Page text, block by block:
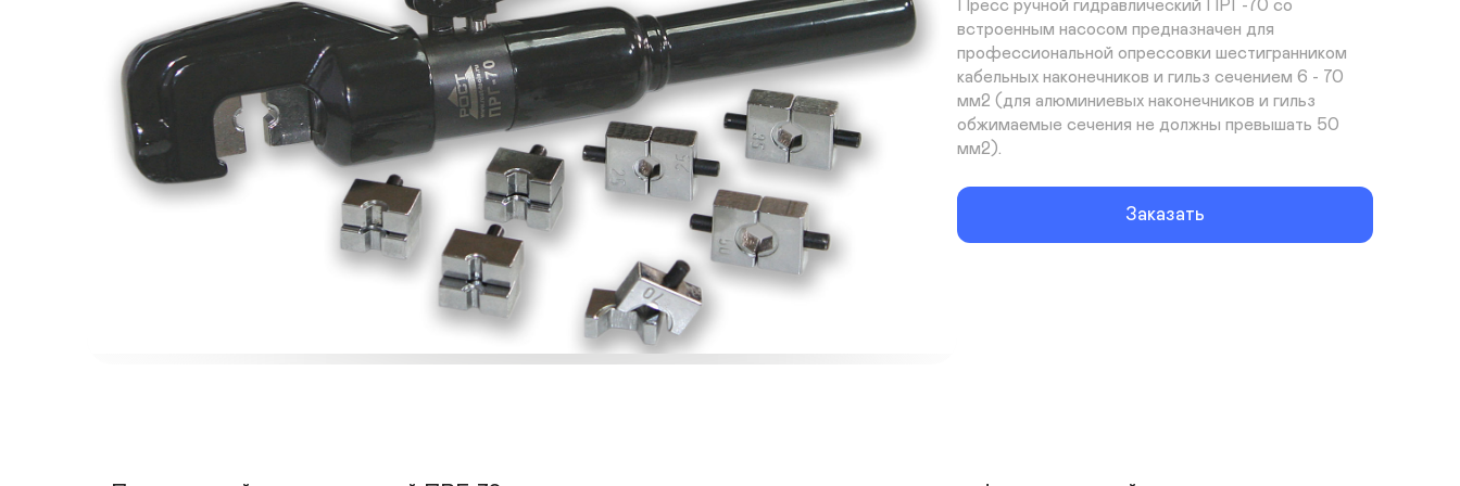
Пресс ручной гидравлический ПРГ-70 со
встроенным насосом предназначен для
профессиональной опрессовки шестигранником
кабельных наконечников и гильз сечением 6 - 70
мм2 (для алюминиевых наконечников и гильз
обжимаемые сечения не должны превышать 50
мм2).
Заказать